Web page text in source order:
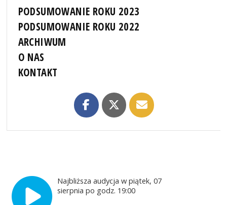
PODSUMOWANIE ROKU 2023
PODSUMOWANIE ROKU 2022
ARCHIWUM
O NAS
KONTAKT
Najbliższa audycja w piątek, 07
sierpnia po godz. 19:00